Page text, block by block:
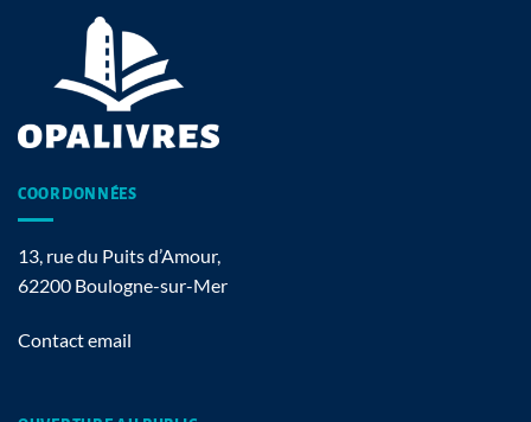
COORDONNÉES
13, rue du Puits d’Amour,
62200 Boulogne-sur-Mer
Contact email